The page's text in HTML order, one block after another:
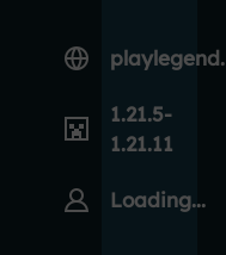
1.21.5-
1.21.11
Loading...